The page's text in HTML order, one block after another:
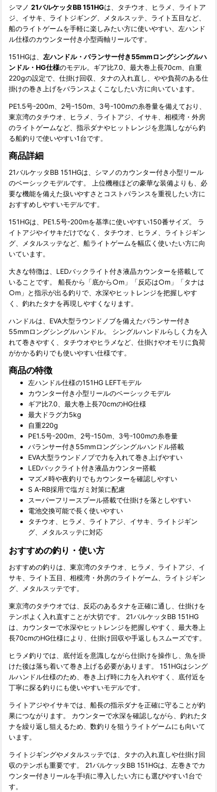
シマノ 21バルケッタBB 151HGは、タチウオ、ヒラメ、ライトア
ジ、イサキ、ライトジギング、メタルスッテ、ライト五目など、
船のライトゲームを手軽に楽しみたい方に使いやすい、左ハンド
ル仕様のカウンター付き小型両軸リールです。
151HGは、 左ハンドル・バランサー付き55mmロングシングルハ
ンドル・HG仕様のモデル。ギア比7.0、最大巻上長70cm、自重
220gの設定で、仕掛け回収、タナの入れ直し、やや負荷のある仕
掛けの巻き上げをバランスよくこなしたい方に向いています。
PE1.5号-200m、2号-150m、3号-100mの糸巻量を備えており、
東京湾のタチウオ、ヒラメ、ライトアジ、イサキ、相模湾・外房
のライトゲームなど、指示ダナやヒットレンジを意識しながら釣
る船釣りで使いやすい1台です。
商品詳細
21バルケッタBB 151HGは、シマノのカウンター付き小型リール
のベーシックモデルです。 上位機種ほどの豪華な装備よりも、必
要な機能を備えた扱いやすさとコストバランスを重視したい方に
おすすめしやすいモデルです。
151HGは、PE1.5号-200mを基準に使いやすい150番サイズ。 ラ
イトアジやイサキだけでなく、タチウオ、ヒラメ、ライトジギン
グ、メタルスッテなど、船ライトゲームを幅広く使いたい方に向
いています。
大きな特徴は、LEDバックライト付き液晶カウンターを搭載して
いることです。 船長から「底から○m」「反応は○m」「タナは
○m」と指示が出る釣りで、水深やヒットレンジを把握しやす
く、釣れたタナを再現しやすくなります。
ハンドルは、EVA大型ラウンドノブを備えたバランサー付き
55mmロングシングルハンドル。 シングルハンドルらしく力を入
れて巻きやすく、タチウオやヒラメなど、仕掛けやオモリに負荷
がかかる釣りでも使いやすい仕様です。
商品の特徴
左ハンドル仕様の151HG LEFTモデル
カウンター付き小型リールのベーシックモデル
ギア比7.0、最大巻上長70cmのHG仕様
最大ドラグ力5kg
自重220g
PE1.5号-200m、2号-150m、3号-100mの糸巻量
バランサー付き55mmロングシングルハンドル搭載
EVA大型ラウンドノブで力を入れて巻き上げやすい
LEDバックライト付き液晶カウンター搭載
マズメ時や夜釣りでもカウンターを確認しやすい
S A-RB採用で塩ガミ対策に配慮
スーパーフリースプール搭載で仕掛けを落としやすい
電池交換可能で長く使いやすい
タチウオ、ヒラメ、ライトアジ、イサキ、ライトジギン
グ、メタルスッテに対応
おすすめの釣り・使い方
おすすめの釣りは、東京湾のタチウオ、ヒラメ、ライトアジ、イ
サキ、ライト五目、相模湾・外房のライトゲーム、ライトジギン
グ、メタルスッテです。
東京湾のタチウオでは、反応のあるタナを正確に通し、仕掛けを
テンポよく入れ直すことが大切です。 21バルケッタBB 151HG
は、カウンターで水深やヒットレンジを把握しやすく、最大巻上
長70cmのHG仕様により、仕掛け回収や手返しもスムーズです。
ヒラメ釣りでは、底付近を意識しながら仕掛けを操作し、魚を掛
けた後は落ち着いて巻き上げる必要があります。 151HGはシング
ルハンドル仕様のため、巻き上げ時に力を入れやすく、底付近を
丁寧に探る釣りにも使いやすいモデルです。
ライトアジやイサキでは、船長の指示ダナを正確に守ることが釣
果につながります。 カウンターで水深を確認しながら、釣れたタ
ナを繰り返し狙えるため、数釣りを狙うライトゲームにも向いて
います。
ライトジギングやメタルスッテでは、タナの入れ直しや仕掛け回
収のテンポも重要です。 21バルケッタBB 151HGは、左巻きでカ
ウンター付きリールを手頃に導入したい方にも選びやすい1台で
す。